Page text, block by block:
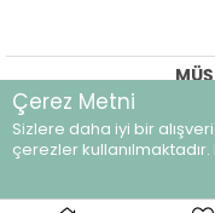
©
Çerez Metni
Sizlere daha iyi bir
çerezler kullanılmaktadır.